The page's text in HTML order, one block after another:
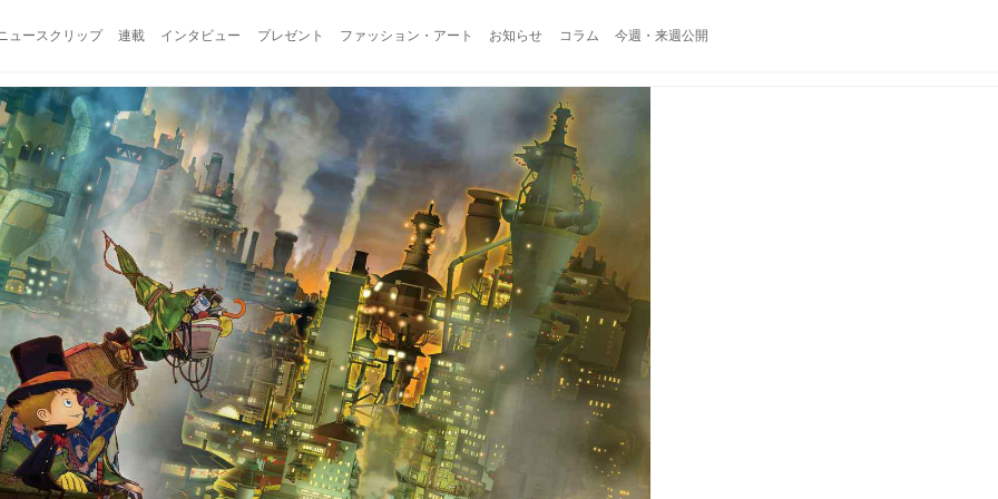
ュースクリップ 連載 インタビュー プレゼント ファッション・アート お知らせ コラム 今週・来週公開